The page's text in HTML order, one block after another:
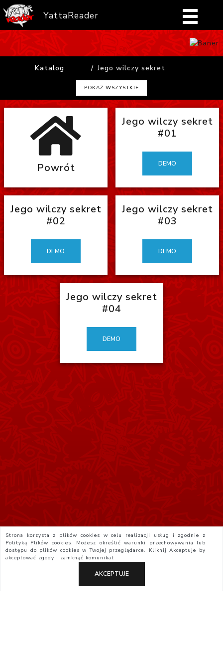
YattaReader
Pobierz
Mangi
Zaloguj się
Katalog Jego wilczy sekret
POKAŻ WSZYSTKIE
Powrót
Jego wilczy sekret
#01
DEMO
Jego wilczy sekret
#02
DEMO
Jego wilczy sekret
#03
DEMO
Jego wilczy sekret
#04
DEMO
Strona korzysta z plików cookies w celu realizacji usług i zgodnie z
Polityką Plików cookies. Możesz określić warunki przechowywania lub
dostępu do plików cookies w Twojej przeglądarce. KliknijAkceptuje by
akceptować zgody i zamknąć komunikat
AKCEPTUJE